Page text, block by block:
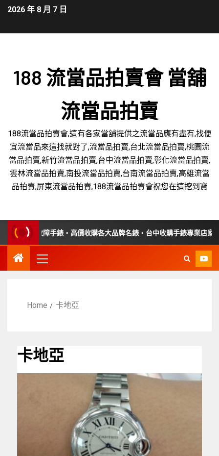
2026 年 8 月 7 日
188 流當品拍賣會 當舖
流當品拍賣
188流當品拍賣會,這有各家當舖提供之流當品應有盡有,找便
宜流當品來這找就對了,流當品拍賣,台北流當品拍賣,桃園流
當品拍賣,新竹流當品拍賣,台中流當品拍賣,彰化流當品拍賣,
雲林流當品拍賣,南投流當品拍賣,台南流當品拍賣,高雄流當
品拍賣,屏東流當品拍賣,188流當品拍賣會祝您在這挖到寶
收購故障手錶・高價收購各大品牌名錶・台中收購手錶專業店家・平
Home 卡地亞
卡地亞